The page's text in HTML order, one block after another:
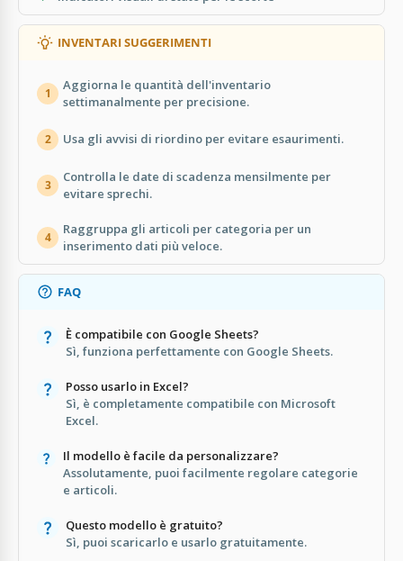
INVENTARI SUGGERIMENTI
1
Aggiorna le quantità dell'inventario
settimanalmente per precisione.
2 Usa gli avvisi di riordino per evitare esaurimenti.
3
Controlla le date di scadenza mensilmente per
evitare sprechi.
4
Raggruppa gli articoli per categoria per un
inserimento dati più veloce.
FAQ
È compatibile con Google Sheets?
Sì, funziona perfettamente con Google Sheets.
Posso usarlo in Excel?
Sì, è completamente compatibile con Microsoft
Excel.
Il modello è facile da personalizzare?
Assolutamente, puoi facilmente regolare categorie
e articoli.
Questo modello è gratuito?
Sì, puoi scaricarlo e usarlo gratuitamente.